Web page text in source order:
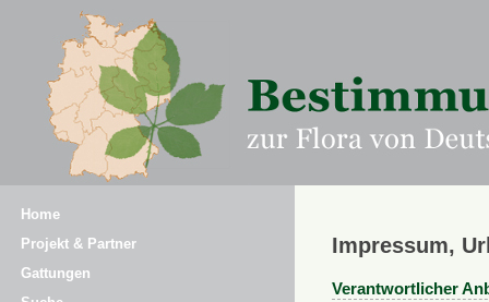
Home
Projekt & Partner
Gattungen
Impressum,
Verantwortlicher